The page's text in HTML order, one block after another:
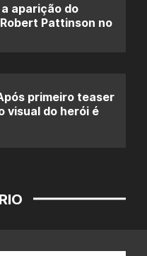
aparição do
Pattinson no
primeiro teaser
visual do herói é